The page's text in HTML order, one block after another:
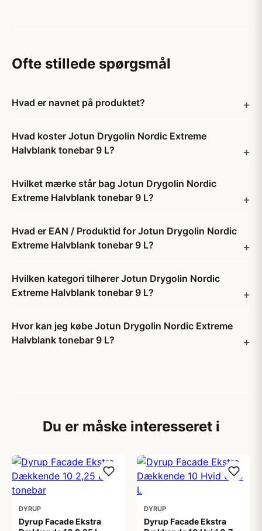
Ofte stillede spørgsmål
Hvad er navnet på produktet?
Hvad koster Jotun Drygolin Nordic Extreme
Halvblank tonebar 9 L?
Hvilket mærke står bag Jotun Drygolin Nordic
Extreme Halvblank tonebar 9 L?
Hvad er EAN / Produktid for Jotun Drygolin Nordic
Extreme Halvblank tonebar 9 L?
Hvilken kategori tilhører Jotun Drygolin Nordic
Extreme Halvblank tonebar 9 L?
Hvor kan jeg købe Jotun Drygolin Nordic Extreme
Halvblank tonebar 9 L?
Du er måske interesseret i
DYRUP
Dyrup Facade Ekstra
DYRUP
Dyrup Facade Ekstra